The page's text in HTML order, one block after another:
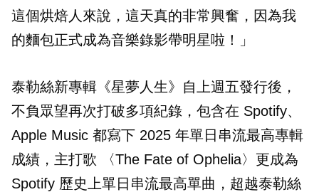
這個烘焙人來說，這天真的非常興奮，因為我
的麵包正式成為音樂錄影帶明星啦！」
泰勒絲新專輯《星夢人生》自上週五發行後，
不負眾望再次打破多項紀錄，包含在 Spotify、
Apple Music 都寫下 2025 年單日串流最高專輯
成績，主打歌 〈The Fate of Ophelia〉更成為
Spotify 歷史上單日串流最高單曲，超越泰勒絲